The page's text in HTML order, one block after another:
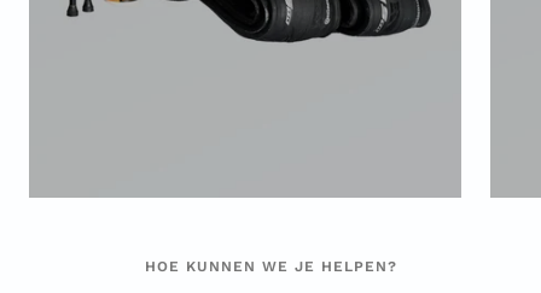
HOE KUNNEN WE JE HELPEN?